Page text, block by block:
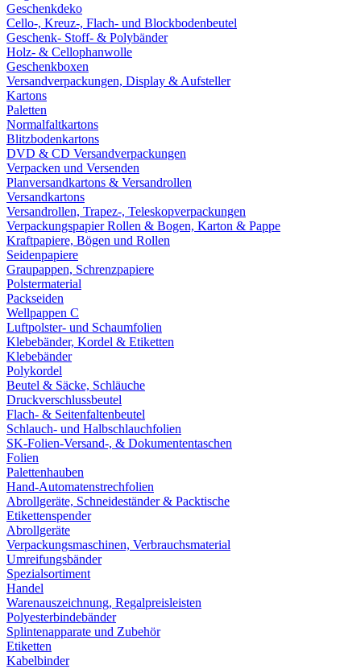
Geschenkdeko
Cello-, Kreuz-, Flach- und Blockbodenbeutel
Geschenk- Stoff- & Polybänder
Holz- & Cellophanwolle
Geschenkboxen
Versandverpackungen, Display & Aufsteller
Kartons
Paletten
Normalfaltkartons
Blitzbodenkartons
DVD & CD Versandverpackungen
Verpacken und Versenden
Planversandkartons & Versandrollen
Versandkartons
Versandrollen, Trapez-, Teleskopverpackungen
Verpackungspapier Rollen & Bogen, Karton & Pappe
Kraftpapiere, Bögen und Rollen
Seidenpapiere
Graupappen, Schrenzpapiere
Polstermaterial
Packseiden
Wellpappen C
Luftpolster- und Schaumfolien
Klebebänder, Kordel & Etiketten
Klebebänder
Polykordel
Beutel & Säcke, Schläuche
Druckverschlussbeutel
Flach- & Seitenfaltenbeutel
Schlauch- und Halbschlauchfolien
SK-Folien-Versand-, & Dokumententaschen
Folien
Palettenhauben
Hand-Automatenstrechfolien
Abrollgeräte, Schneideständer & Packtische
Etikettenspender
Abrollgeräte
Verpackungsmaschinen, Verbrauchsmaterial
Umreifungsbänder
Spezialsortiment
Handel
Warenauszeichnung, Regalpreisleisten
Polyesterbindebänder
Splintenapparate und Zubehör
Etiketten
Kabelbinder